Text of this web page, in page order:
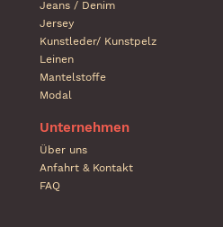
Jeans / Denim
Jersey
Kunstleder/ Kunstpelz
Leinen
Mantelstoffe
Modal
Unternehmen
Über uns
Anfahrt & Kontakt
FAQ